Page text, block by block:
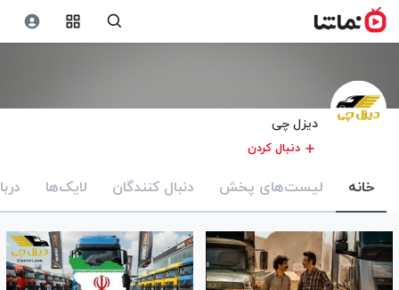
دیزل چی
دنبال کردن
خانه لیست‌های پخش دنبال کنندگان لایک‌ها